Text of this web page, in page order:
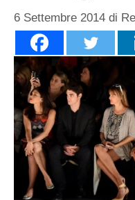
6 Settembre 2014 di